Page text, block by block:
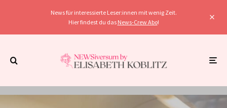
News für interessierte Leser:innen mit wenig Zeit.
Hier findest du das News-Crew Abo!